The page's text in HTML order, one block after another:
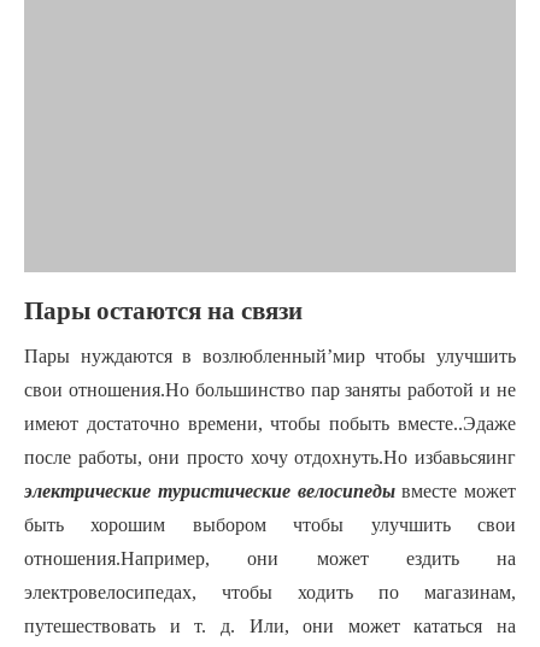
Пары остаются на связи
Пары нуждаются в возлюбленный’мирчтобы улучшить
свои отношения.Но большинство пар заняты работой и не
имеют достаточно времени, чтобы побыть вместе..Эдаже
после работы,онипросто хочу отдохнуть.Но избавьсяинг
электрические туристические велосипедывместе может
быть хорошим выборомчтобы улучшить свои
отношения.Например,они может ездить на
электровелосипедах, чтобы ходить по магазинам,
путешествовать и т. д. Или,они может кататься на